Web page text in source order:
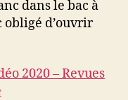
dans le bac à
obligé d’ouvrir
2020 – Revues